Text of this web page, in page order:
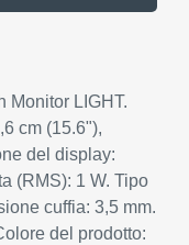
Monitor LIGHT.
cm (15.6"),
del display:
(RMS): 1 W. Tipo
cuffia: 3,5 mm.
del prodotto: